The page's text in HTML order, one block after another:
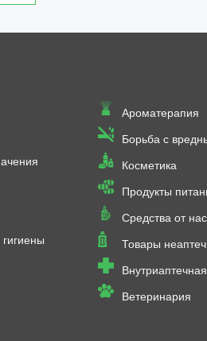
Ароматерапия
Борьба с
Косметика
Продукты
Средства от
Товары
Внутриаптечная
Ветеринария